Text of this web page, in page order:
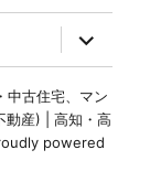
中古住宅、マン
動産) | 高知・高
powered